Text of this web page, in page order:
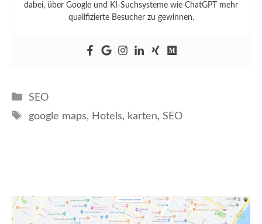
dabei, über Google und KI-Suchsysteme wie ChatGPT mehr
qualifizierte Besucher zu gewinnen.
Kategorien
SEO
Schlagwörter
google maps, Hotels, karten, SEO